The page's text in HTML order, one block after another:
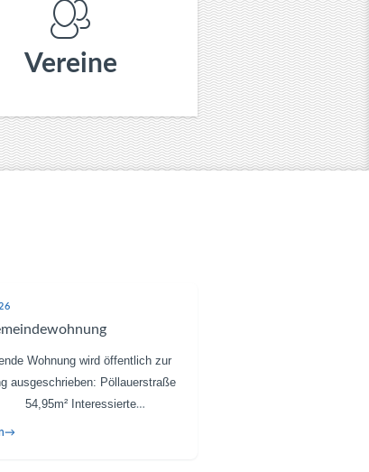
Vereine
Wohnung wird öffentlich zur
ausgeschrieben: Pöllauerstraße
Interessierte
gebeten, ihre